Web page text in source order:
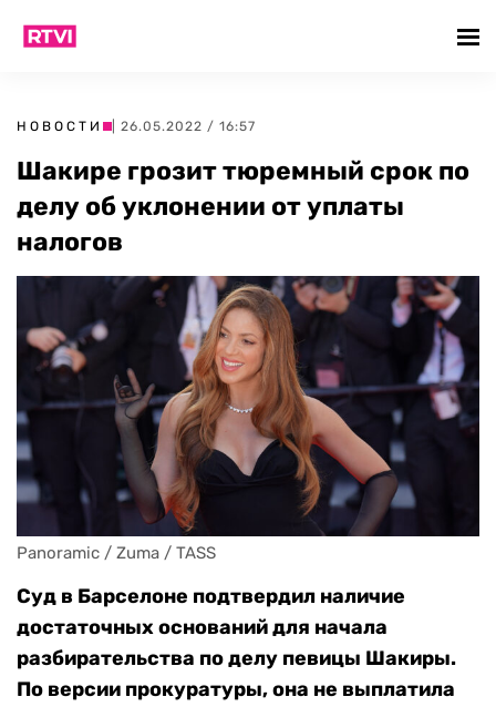
НОВОСТИ | 26.05.2022 / 16:57
Шакире грозит тюремный срок по
делу об уклонении от уплаты
налогов
Panoramic / Zuma / TASS
Суд в Барселоне подтвердил наличие
достаточных оснований для начала
разбирательства по делу певицы Шакиры.
По версии прокуратуры, она не выплатила